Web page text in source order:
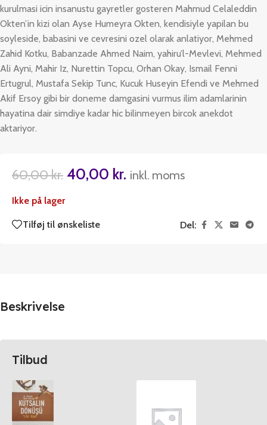
kurulmasi icin insanustu gayretler gosteren Mahmud Celaleddin
Okten’in kizi olan Ayse Humeyra Okten, kendisiyle yapilan bu
soyleside, babasini ve cevresini ozel olarak anlatiyor, Mehmed
Zahid Kotku, Babanzade Ahmed Naim, yahiru’l-Mevlevi, Mehmed
Ali Ayni, Mahir Iz, Nurettin Topcu, Orhan Okay, Ismail Fenni
Ertugrul, Mustafa Sekip Tunc, Kucuk Huseyin Efendi ve Mehmed
Akif Ersoy gibi bir doneme damgasini vurmus ilim adamlarinin
hayatina dair simdiye kadar hic bilinmeyen bircok anekdot
aktariyor.
60,00kr. 40,00 kr. inkl. moms
Ikke på lager
Tilføj til ønskeliste Del:
Beskrivelse
Tilbud